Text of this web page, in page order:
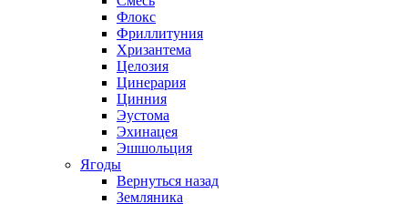
Флокс
Фриллитуния
Хризантема
Целозия
Цинерария
Цинния
Эустома
Эхинацея
Эшшольция
Ягоды
Вернуться назад
Земляника